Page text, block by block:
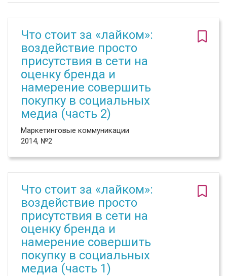
Что стоит за «лайком»:
воздействие просто
присутствия в сети на
оценку бренда и
намерение совершить
покупку в социальных
медиа (часть 2)
Маркетинговые коммуникации
2014, №2
Что стоит за «лайком»:
воздействие просто
присутствия в сети на
оценку бренда и
намерение совершить
покупку в социальных
медиа (часть 1)